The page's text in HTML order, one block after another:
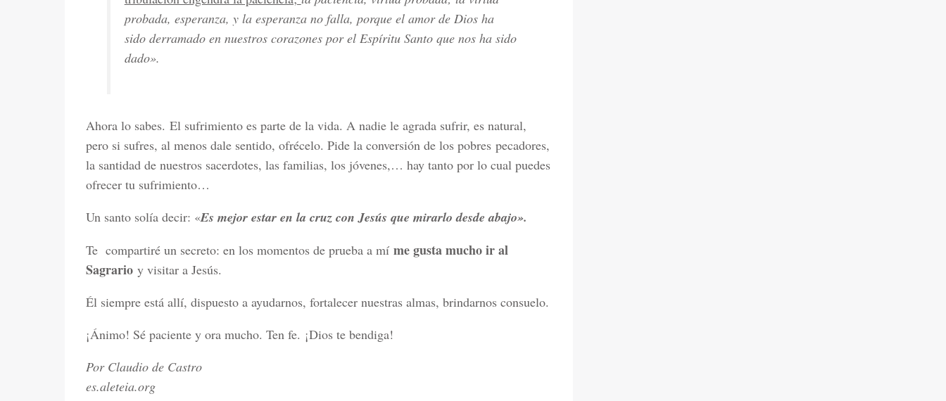
probada, esperanza, y la esperanza no falla, porque el amor de Dios ha
sido derramado en nuestros corazones por el Espíritu Santo que nos ha sido
dado».
Ahora lo sabes. El sufrimiento es parte de la vida. A nadie le agrada sufrir, es natural,
pero si sufres, al menos dale sentido, ofrécelo. Pide la conversión de los pobres pecadores,
la santidad de nuestros sacerdotes, las familias, los jóvenes,… hay tanto por lo cual puedes
ofrecer tu sufrimiento…
Un santo solía decir: «Es mejor estar en la cruz con Jesús que mirarlo desde abajo».
Te compartiré un secreto: en los momentos de prueba a mí me gusta mucho ir al
Sagrario y visitar a Jesús.
Él siempre está allí, dispuesto a ayudarnos, fortalecer nuestras almas, brindarnos consuelo.
¡Ánimo! Sé paciente y ora mucho. Ten fe. ¡Dios te bendiga!
Por Claudio de Castro
es.aleteia.org